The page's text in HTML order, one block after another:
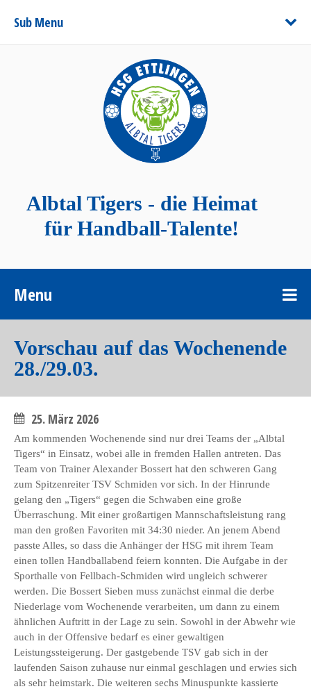
Sub Menu
Albtal Tigers - die Heimat
für Handball-Talente!
Menu
Vorschau auf das Wochenende
28./29.03.
25. März 2026
Am kommenden Wochenende sind nur drei Teams der „Albtal
Tigers“ in Einsatz, wobei alle in fremden Hallen antreten. Das
Team von Trainer Alexander Bossert hat den schweren Gang
zum Spitzenreiter TSV Schmiden vor sich. In der Hinrunde
gelang den „Tigers“ gegen die Schwaben eine große
Überraschung. Mit einer großartigen Mannschaftsleistung rang
man den großen Favoriten mit 34:30 nieder. An jenem Abend
passte Alles, so dass die Anhänger der HSG mit ihrem Team
einen tollen Handballabend feiern konnten. Die Aufgabe in der
Sporthalle von Fellbach-Schmiden wird ungleich schwerer
werden. Die Bossert Sieben muss zunächst einmal die derbe
Niederlage vom Wochenende verarbeiten, um dann zu einem
ähnlichen Auftritt in der Lage zu sein. Sowohl in der Abwehr wie
auch in der Offensive bedarf es einer gewaltigen
Leistungssteigerung. Der gastgebende TSV gab sich in der
laufenden Saison zuhause nur einmal geschlagen und erwies sich
als sehr heimstark. Die weiteren sechs Minuspunkte kassierte